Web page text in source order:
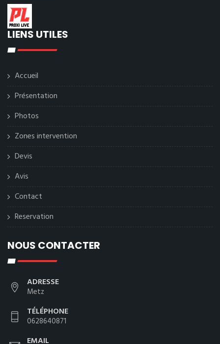
LIENS UTILES
Accueil
Présentation
Photos
Zones intervention
Devis
Avis
Contact
Reservation
NOUS CONTACTER
ADRESSE
Metz
TÉLÉPHONE
0628640871
EMAIL